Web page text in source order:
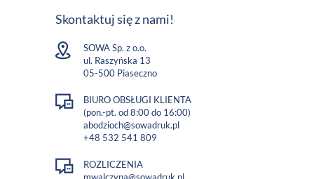
Skontaktuj się z nami!
SOWA Sp. z o.o.
ul. Raszyńska 13
05-500 Piaseczno
BIURO OBSŁUGI KLIENTA
(pon.-pt. od 8:00 do 16:00)
abodzioch@sowadruk.pl
+48 532 541 809
ROZLICZENIA